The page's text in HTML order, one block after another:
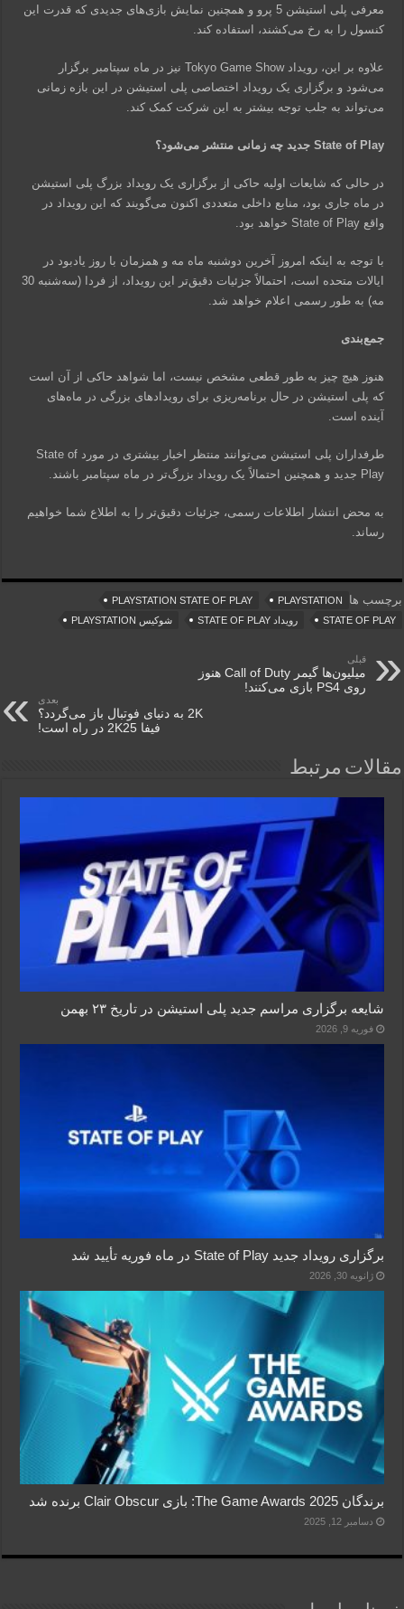
معرفی پلی استیشن 5 پرو و همچنین نمایش بازی‌های جدیدی که قدرت این
کنسول را به رخ می‌کشند، استفاده کند.
علاوه بر این، رویداد Tokyo Game Show نیز در ماه سپتامبر برگزار
می‌شود و برگزاری یک رویداد اختصاصی پلی استیشن در این بازه زمانی
می‌تواند به جلب توجه بیشتر به این شرکت کمک کند.
State of Play جدید چه زمانی منتشر می‌شود؟
در حالی که شایعات اولیه حاکی از برگزاری یک رویداد بزرگ پلی استیشن
در ماه جاری بود، منابع داخلی متعددی اکنون می‌گویند که این رویداد در
واقع State of Play خواهد بود.
با توجه به اینکه امروز آخرین دوشنبه ماه مه و همزمان با روز یادبود در
ایالات متحده است، احتمالاً جزئیات دقیق‌تر این رویداد، از فردا (سه‌شنبه 30
مه) به طور رسمی اعلام خواهد شد.
جمع‌بندی
هنوز هیچ چیز به طور قطعی مشخص نیست، اما شواهد حاکی از آن است
که پلی استیشن در حال برنامه‌ریزی برای رویدادهای بزرگی در ماه‌های
آینده است.
طرفداران پلی استیشن می‌توانند منتظر اخبار بیشتری در مورد State of
Play جدید و همچنین احتمالاً یک رویداد بزرگ‌تر در ماه سپتامبر باشند.
به محض انتشار اطلاعات رسمی، جزئیات دقیق‌تر را به اطلاع شما خواهیم
رساند.
برچسب ها PLAYSTATION
PLAYSTATION STATE OF PLAY
STATE OF PLAY
رویداد STATE OF PLAY شوکیس PLAYSTATION
قبلی
میلیون‌ها گیمر Call of Duty هنوز
روی PS4 بازی می‌کنند!
بعدی
2K به دنیای فوتبال باز می‌گردد؟
فیفا 2K25 در راه است!
مقالات مرتبط
شایعه برگزاری مراسم جدید پلی استیشن در تاریخ ۲۳ بهمن
فوریه 9, 2026
برگزاری رویداد جدید State of Play در ماه فوریه تأیید شد
ژانویه 30, 2026
برندگان The Game Awards 2025: بازی Clair Obscur برنده شد
دسامبر 12, 2025